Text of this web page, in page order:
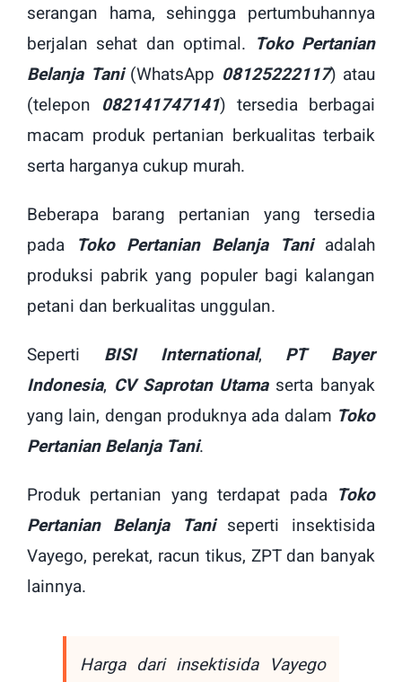
serangan hama, sehingga pertumbuhannya
berjalan sehat dan optimal. Toko Pertanian
Belanja Tani(WhatsApp 08125222117) atau
(telepon 082141747141) tersedia berbagai
macam produk pertanian berkualitas terbaik
serta harganya cukup murah.
Beberapa barang pertanian yang tersedia
pada Toko Pertanian Belanja Taniadalah
produksi pabrik yang populer bagi kalangan
petani dan berkualitas unggulan.
Seperti BISI International, PT Bayer
Indonesia, CV Saprotan Utama serta banyak
yang lain, dengan produknya ada dalam Toko
Pertanian Belanja Tani.
Produk pertanian yang terdapat pada Toko
Pertanian Belanja Taniseperti insektisida
Vayego, perekat, racun tikus, ZPT dan banyak
lainnya.
Harga dari insektisida Vayego